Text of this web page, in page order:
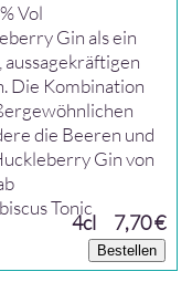
Vol
Gin als ein
Die Kombination
die Beeren und
Gin von
Tonic
4cl 7,70 €
Bestellen